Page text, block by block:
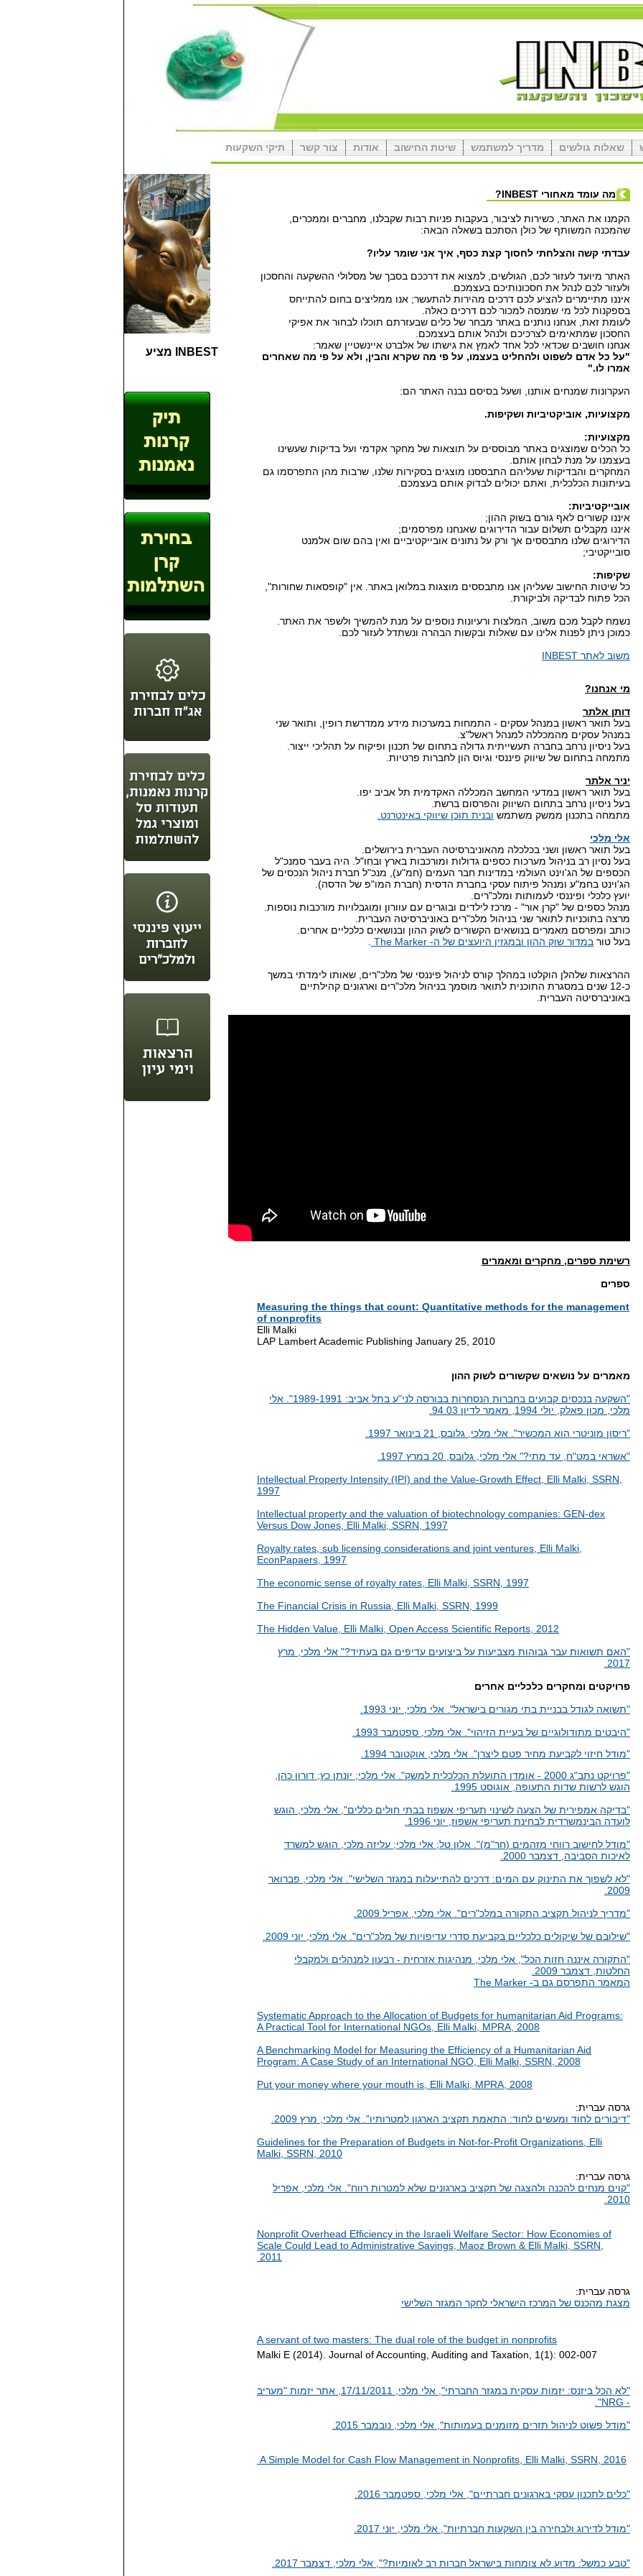
שאלות גולשים מדריך למשתמש שיטת החישוב אודות צור קשר תיקי השקעות
מה עומד מאחורי INBEST?
הקמנו את האתר, כשירות לציבור, בעקבות פניות רבות שקבלנו, מחברים וממכרים,
שהמכנה המשותף של כולן הסתכם בשאלה הבאה:
עבדתי קשה והצלחתי לחסוך קצת כסף, איך אני שומר עליו?
האתר מיועד לעזור לכם, הגולשים, למצוא את דרככם בסבך של מסלולי ההשקעה והחסכון
ולעזור לכם לנהל את חסכונותיכם בעצמכם.
איננו מתיימרים להציע לכם דרכים מהירות להתעשר; אנו ממליצים בחום להתייחס
בספקנות לכל מי שמנסה למכור לכם דרכים כאלה.
לעומת זאת, אנחנו נותנים באתר מבחר של כלים שבעזרתם תוכלו לבחור את אפיקי
החסכון שמתאימים לצרכיכם ולנהל אותם בעצמכם.
אנחנו חושבים שכדאי לכל אחד לאמץ את גישתו של אלברט איינשטיין שאמר:
"על כל אדם לשפוט ולהחליט בעצמו, על פי מה שקרא והבין, ולא על פי מה שאחרים
אמרו לו."
העקרונות שמנחים אותנו, ושעל בסיסם נבנה האתר הם:
מקצועיות, אוביקטיביות ושקיפות.
מקצועיות:
כל הכלים שמוצגים באתר מבוססים על תוצאות של מחקר אקדמי ועל בדיקות שעשינו
בעצמנו על מנת לבחון אותם.
המחקרים והבדיקות שעליהם התבססנו מוצגים בסקירות שלנו, שרבות מהן התפרסמו גם
בעיתונות הכלכלית, ואתם יכולים לבדוק אותם בעצמכם.
אובייקטיביות:
איננו קשורים לאף גורם בשוק ההון;
איננו מקבלים תשלום עבור הדירוגים שאנחנו מפרסמים;
הדירוגים שלנו מתבססים אך ורק על נתונים אובייקטיביים ואין בהם שום אלמנט
סובייקטיבי;
שקיפות:
כל שיטות החישוב שעליהן אנו מתבססים מוצגות במלואן באתר. אין "קופסאות שחורות",
הכל פתוח לבדיקה ולביקורת.
נשמח לקבל מכם משוב, המלצות ורעיונות נוספים על מנת להמשיך ולשפר את האתר.
כמוכן ניתן לפנות אלינו עם שאלות ובקשות הבהרה ונשתדל לעזור לכם.
משוב לאתר INBEST
מי אנחנו?
דותן אלתר
בעל תואר ראשון במנהל עסקים - התמחות במערכות מידע ממדרשת רופין, ותואר שני
במנהל עסקים מהמכללה למנהל ראשל"צ.
בעל ניסיון נרחב בחברה תעשייתית גדולה בתחום של תכנון ופיקוח על תהליכי ייצור.
מתמחה בתחום של שיווק פיננסי וגיוס הון לחברות פרטיות.
יניר אלתר
בעל תואר ראשון במדעי המחשב המכללה האקדמית תל אביב יפו.
בעל ניסיון נרחב בתחום השיווק והפרסום ברשת.
מתמחה בתכנון ממשק משתמש ובנית תוכן שיווקי באינטרנט.
אלי מלכי
בעל תואר ראשון ושני בכלכלה מהאוניברסיטה העברית בירושלים.
בעל נסיון רב בניהול מערכות כספים גדולות ומורכבות בארץ ובחו"ל. היה בעבר סמנכ"ל
הכספים של הג'וינט העולמי במדינות חבר העמים (חמ"ע), מנכ"ל חברת ניהול הנכסים של
הג'וינט בחמ"ע ומנהל פיתוח עסקי בחברת הדסית (חברת המו"פ של הדסה).
יועץ כלכלי ופיננסי לעמותות ומלכ"רים.
מנהל כספים של "קרן אור" - מרכז לילדים ובוגרים עם עוורון ומוגבלויות מורכבות נוספות.
מרצה בתוכניות לתואר שני בניהול מלכ"רים באוניברסיטה העברית.
כותב ומפרסם מאמרים בנושאים הקשורים לשוק ההון ובנושאים כלכליים אחרים.
בעל טור במדור שוק ההון ובמגזין היועצים של ה- The Marker
ההרצאות שלהלן הוקלטו במהלך קורס לניהול פיננסי של מלכ"רים, שאותו לימדתי במשך
כ-12 שנים במסגרת התוכנית לתואר מוסמך בניהול מלכ"רים וארגונים קהילתיים
באוניברסיטה העברית.
רשימת ספרים, מחקרים ומאמרים
ספרים
Measuring the things that count: Quantitative methods for the management
of nonprofits
Elli Malki
LAP Lambert Academic Publishing January 25, 2010
מאמרים על נושאים שקשורים לשוק ההון
"השקעה בנכסים קבועים בחברות הנסחרות בבורסה לני"ע בתל אביב: 1989-1991". אלי
מלכי, מכון פאלק, יולי 1994, מאמר לדיון 94.03.
"ריסון מוניטרי הוא המכשיר". אלי מלכי, גלובס, 21 בינואר 1997.
"אשראי במט"ח, עד מתי?" אלי מלכי, גלובס, 20 במרץ 1997.
Intellectual Property Intensity (IPI) and the Value-Growth Effect, Elli Malki, SSRN,
1997
Intellectual property and the valuation of biotechnology companies: GEN-dex
Versus Dow Jones, Elli Malki, SSRN, 1997
Royalty rates, sub licensing considerations and joint ventures, Elli Malki,
EconPapaers, 1997
The economic sense of royalty rates, Elli Malki, SSRN, 1997
The Financial Crisis in Russia, Elli Malki, SSRN, 1999
The Hidden Value, Elli Malki, Open Access Scientific Reports, 2012
"האם תשואות עבר גבוהות מצביעות על ביצועים עדיפים גם בעתיד?" אלי מלכי, מרץ
2017.
פרויקטים ומחקרים כלכליים אחרים
"תשואה לגודל בבניית בתי מגורים בישראל". אלי מלכי, יוני 1993.
"היבטים מתודולוגיים של בעיית הזיהוי". אלי מלכי, ספטמבר 1993.
"מודל חיזוי לקביעת מחיר פטם ליצרן". אלי מלכי, אוקטובר 1994.
"פרויקט נתב"ג 2000 - אומדן התועלת הכלכלית למשק". אלי מלכי; יונתן כץ; דורון כהן,
הוגש לרשות שדות התעופה, אוגוסט 1995.
"בדיקה אמפירית של הצעה לשינוי תעריפי אשפוז בבתי חולים כללים", אלי מלכי, הוגש
לועדה הבינמשרדית לבחינת תעריפי אשפוז, יוני 1996.
"מודל לחישוב רווחי מזהמים (חר"מ)". אלון טל; אלי מלכי; עליזה מלכי, הוגש למשרד
לאיכות הסביבה, דצמבר 2000.
"לא לשפוך את התינוק עם המים: דרכים להתייעלות במגזר השלישי". אלי מלכי, פברואר
2009.
"מדריך לניהול תקציב התקורה במלכ"רים". אלי מלכי, אפריל 2009.
"שילובם של שיקולים כלכליים בקביעת סדרי עדיפויות של מלכ"רים". אלי מלכי, יוני 2009.
"התקורה איננה חזות הכל", אלי מלכי, מנהיגות אזרחית - רבעון למנהלים ולמקבלי
החלטות, דצמבר 2009.
המאמר התפרסם גם ב- The Marker
Systematic Approach to the Allocation of Budgets for humanitarian Aid Programs:
A Practical Tool for International NGOs, Elli Malki, MPRA, 2008
A Benchmarking Model for Measuring the Efficiency of a Humanitarian Aid
Program: A Case Study of an International NGO, Elli Malki, SSRN, 2008
Put your money where your mouth is, Elli Malki, MPRA, 2008
גרסה עברית:
"דיבורים לחוד ומעשים לחוד: התאמת תקציב הארגון למטרותיו". אלי מלכי, מרץ 2009.
Guidelines for the Preparation of Budgets in Not-for-Profit Organizations, Elli
Malki, SSRN, 2010
גרסה עברית:
"קוים מנחים להכנה ולהצגה של תקציב בארגונים שלא למטרות רווח". אלי מלכי, אפריל
2010.
Nonprofit Overhead Efficiency in the Israeli Welfare Sector: How Economies of
Scale Could Lead to Administrative Savings, Maoz Brown & Elli Malki, SSRN,
2011
גרסה עברית:
מצגת מהכנס של המרכז הישראלי לחקר המגזר השלישי
A servant of two masters: The dual role of the budget in nonprofits
Malki E (2014). Journal of Accounting, Auditing and Taxation, 1(1): 002-007
"לא הכל ביזנס: יזמות עסקית במגזר החברתי", אלי מלכי, 17/11/2011, אתר יזמות "מעריב
- NRG".
"מודל פשוט לניהול תזרים מזומנים בעמותות", אלי מלכי, נובמבר 2015.
A Simple Model for Cash Flow Management in Nonprofits, Elli Malki, SSRN, 2016
"כלים לתכנון עסקי בארגונים חברתיים", אלי מלכי, ספטמבר 2016.
"מודל לדירוג ולבחירה בין השקעות חברתיות", אלי מלכי, יוני 2017.
"טבע כמשל: מדוע לא צומחות בישראל חברות רב לאומיות?", אלי מלכי, דצמבר 2017.
INBEST מציע